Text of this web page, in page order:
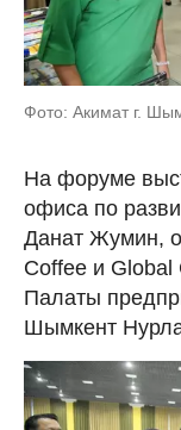
Фото: Акимат г.
На форуме
офиса по
Данат Жумин,
Coffee и Global
Палаты
Шымкент